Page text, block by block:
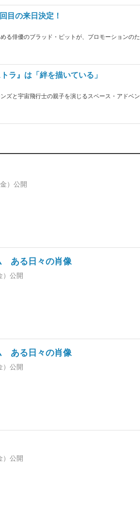
目の来日決定！
る俳優のブラッド・ピットが、プロモーションのた
ラ』は「絆を描いている」
ズと宇宙飛行士の親子を演じるスペース・アドベン
）公開
ある日々の肖像
）公開
ある日々の肖像
）公開
）公開